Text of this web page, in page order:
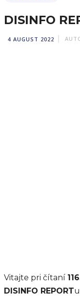
DISINFO
4 AUGUST 2022
Vitajte pri čítaní
DISINFO REPORT